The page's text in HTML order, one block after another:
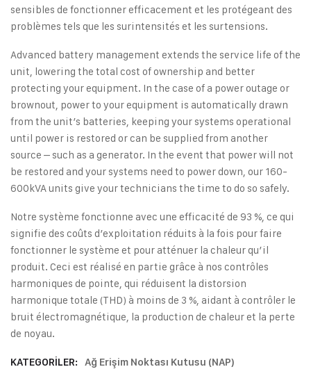
sensibles de fonctionner efficacement et les protégeant des
problèmes tels que les surintensités et les surtensions.
Advanced battery management extends the service life of the
unit, lowering the total cost of ownership and better
protecting your equipment. In the case of a power outage or
brownout, power to your equipment is automatically drawn
from the unit’s batteries, keeping your systems operational
until power is restored or can be supplied from another
source – such as a generator. In the event that power will not
be restored and your systems need to power down, our 160-
600kVA units give your technicians the time to do so safely.
Notre système fonctionne avec une efficacité de 93 %, ce qui
signifie des coûts d’exploitation réduits à la fois pour faire
fonctionner le système et pour atténuer la chaleur qu’il
produit. Ceci est réalisé en partie grâce à nos contrôles
harmoniques de pointe, qui réduisent la distorsion
harmonique totale (THD) à moins de 3 %, aidant à contrôler le
bruit électromagnétique, la production de chaleur et la perte
de noyau.
KATEGORILER: Ağ Erişim Noktası Kutusu (NAP)